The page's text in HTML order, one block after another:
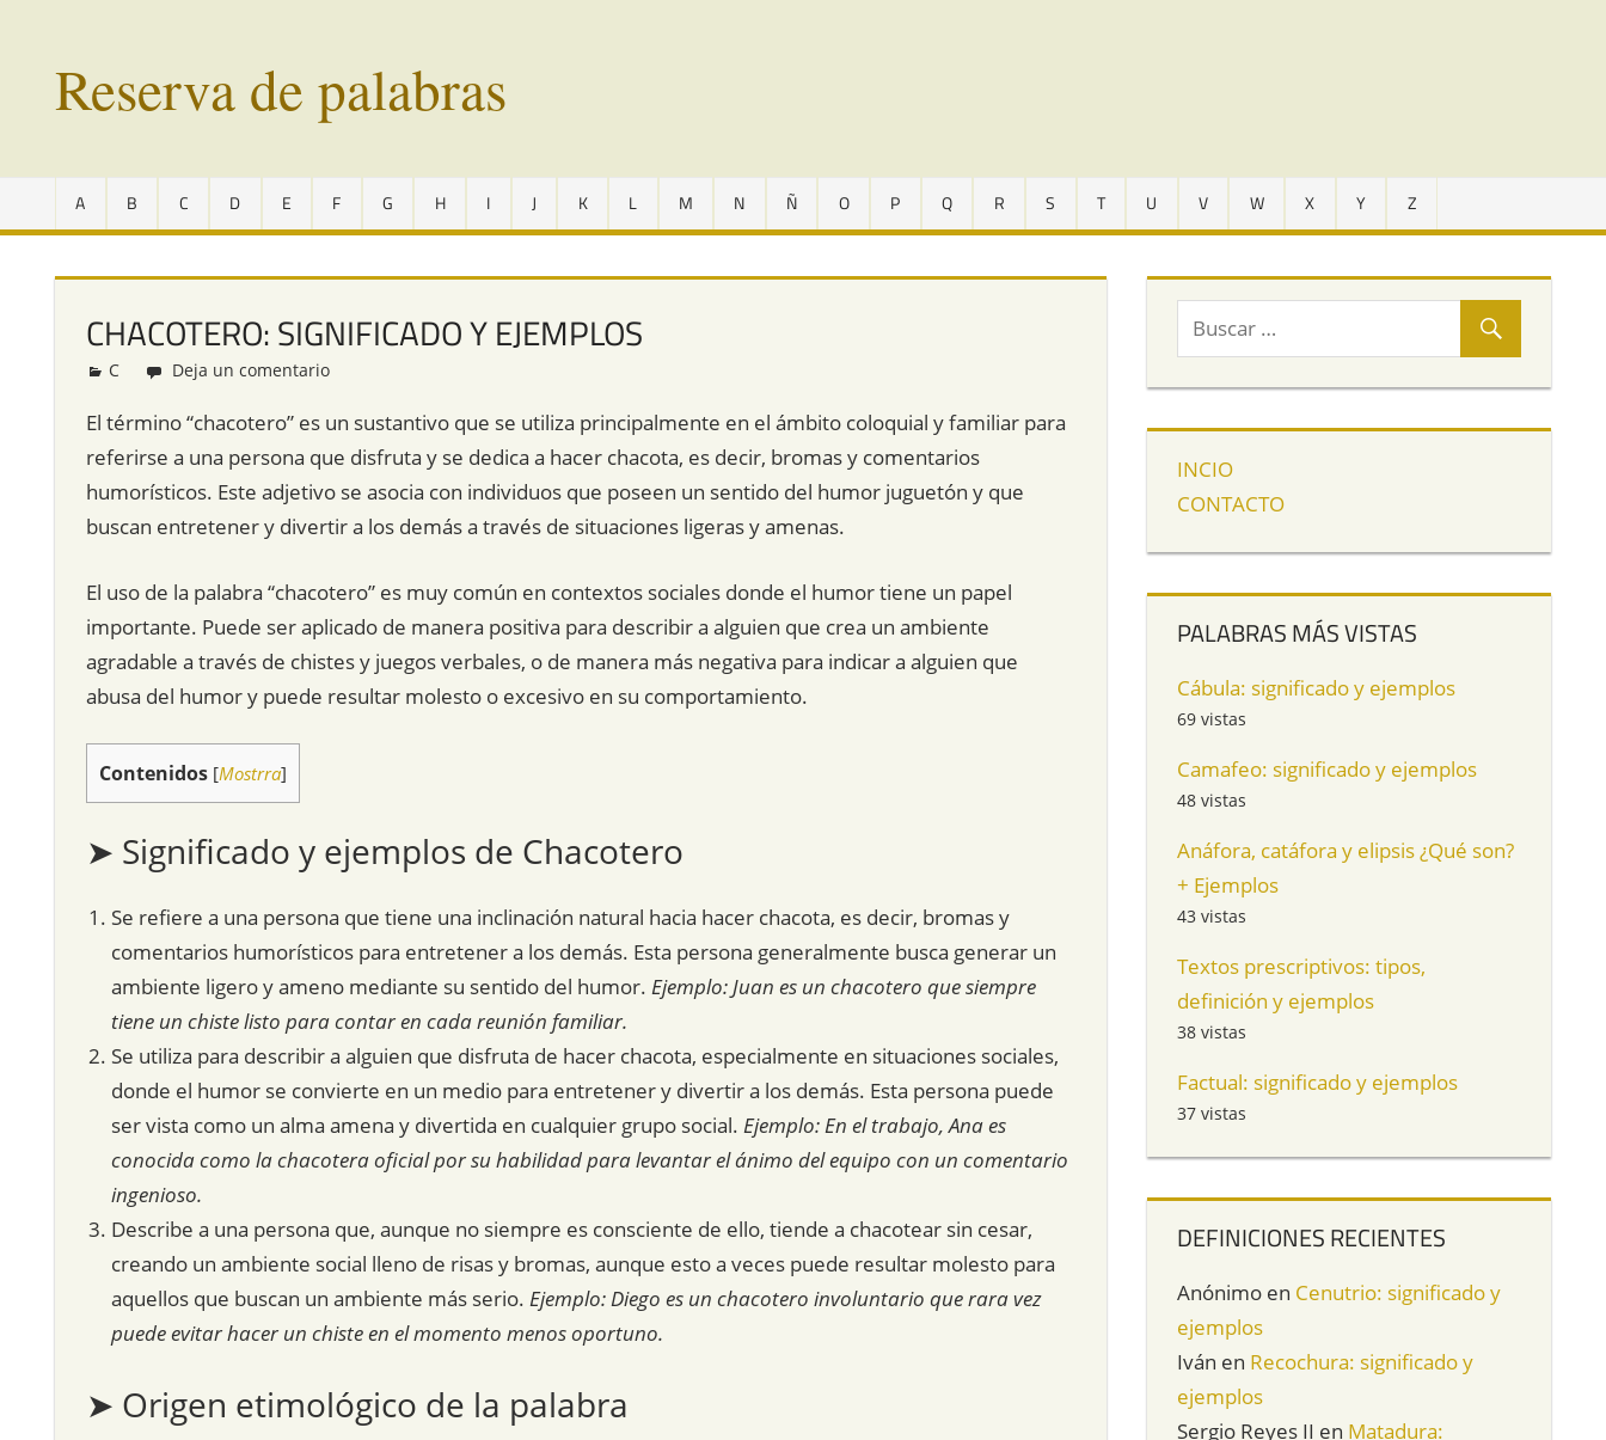
contenidoReserva de palabras
en
vías
extinción
todo
A B C D E F G H I J K L M N Ñ O P Q R S T U V W X Y Z
CHACOTERO: SIGNIFICADO Y EJEMPLOS
Redacción
C Deja un comentario
El término “chacotero” es un sustantivo que se utiliza principalmente en el ámbito coloquial y familiar para
referirse a una persona que disfruta y se dedica a hacer chacota, es decir, bromas y comentarios
humorísticos. Este adjetivo se asocia con individuos que poseen un sentido del humor juguetón y que
buscan entretener y divertir a los demás a través de situaciones ligeras y amenas.
El uso de la palabra “chacotero” es muy común en contextos sociales donde el humor tiene un papel
importante. Puede ser aplicado de manera positiva para describir a alguien que crea un ambiente
agradable a través de chistes y juegos verbales, o de manera más negativa para indicar a alguien que
abusa del humor y puede resultar molesto o excesivo en su comportamiento.
Contenidos [Mostrra]
➤ Significado y ejemplos de Chacotero
Se refiere a una persona que tiene una inclinación natural hacia hacer chacota, es decir, bromas y
comentarios humorísticos para entretener a los demás. Esta persona generalmente busca generar un
ambiente ligero y ameno mediante su sentido del humor. Ejemplo: Juan es un chacotero que siempre
tiene un chiste listo para contar en cada reunión familiar.
Se utiliza para describir a alguien que disfruta de hacer chacota, especialmente en situaciones sociales,
donde el humor se convierte en un medio para entretener y divertir a los demás. Esta persona puede
ser vista como un alma amena y divertida en cualquier grupo social. Ejemplo: En el trabajo, Ana es
conocida como la chacotera oficial por su habilidad para levantar el ánimo del equipo con un comentario
ingenioso.
Describe a una persona que, aunque no siempre es consciente de ello, tiende a chacotear sin cesar,
creando un ambiente social lleno de risas y bromas, aunque esto a veces puede resultar molesto para
aquellos que buscan un ambiente más serio. Ejemplo: Diego es un chacotero involuntario que rara vez
puede evitar hacer un chiste en el momento menos oportuno.
➤ Origen etimológico de la palabra
INCIO
CONTACTO
PALABRAS MÁS VISTAS
Cábula: significado y ejemplos
69 vistas
Camafeo: significado y ejemplos
48 vistas
Anáfora, catáfora y elipsis ¿Qué son?
+ Ejemplos
43 vistas
Textos prescriptivos: tipos,
definición y ejemplos
38 vistas
Factual: significado y ejemplos
37 vistas
DEFINICIONES RECIENTES
Anónimo en Cenutrio: significado y
ejemplos
Iván en Recochura: significado y
ejemplos
Sergio Reyes II en Matadura: